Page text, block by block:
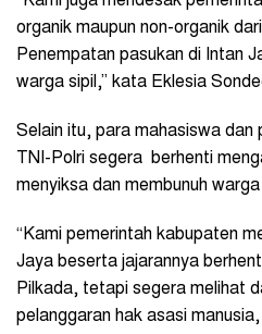
organik maupun non-organik
Penempatan pasukan di Intan
warga sipil,” kata Eklesia
Selain itu, para mahasiswa dan
TNI-Polri segera berhenti
menyiksa dan membunuh
“Kami pemerintah kabupaten
Jaya beserta jajarannya
Pilkada, tetapi segera melihat
pelanggaran hak asasi